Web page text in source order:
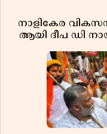
നാളികേര
ആയി ദീപ ഡി